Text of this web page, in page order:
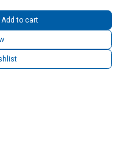
Add to cart